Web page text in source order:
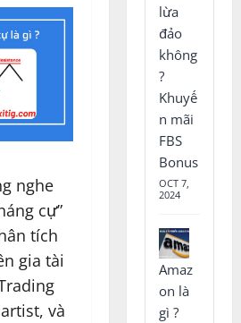
nghe
cự”
tích
gia tài
và
lừa
đảo
không
?
Khuyế
n mãi
FBS
Bonus
OCT 7,
2024
Amaz
on là
gì ?